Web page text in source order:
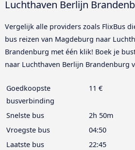
Luchthaven Berlijn
Vergelijk alle providers zoals FlixBus
bus reizen van Magdeburg naar
Brandenburg met één klik! Boek je
naar Luchthaven Berlijn Brandenburg
Goedkoopste
busverbinding
11 €
Snelste bus
2h 50m
Vroegste bus
04:50
Laatste bus
22:45